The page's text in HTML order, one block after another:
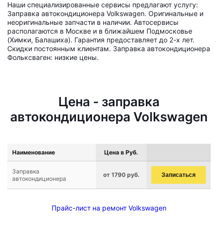
Наши специализированные сервисы предлагают услугу:
Заправка автокондиционера Volkswagen. Оригинальные и
неоригинальные запчасти в наличии. Автосервисы
располагаются в Москве и в ближайшем Подмосковье
(Химки, Балашиха). Гарантия предоставляет до 2-х лет.
Скидки постоянным клиентам. Заправка автокондиционера
Фольксваген: низкие цены.
Цена - заправка
автокондиционера Volkswagen
Наименование Цена в Руб.
Заправка
автокондиционера
от 1790 руб. Записаться
Прайс-лист на ремонт Volkswagen